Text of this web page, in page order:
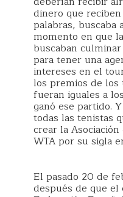
dinero que
palabras, buscaba
momento en que
buscaban
para tener una
intereses en el
los premios de
fueran iguales a
ganó ese partido.
todas las tenistas
crear la
WTA por su sigla
El pasado 20 de
después de que el